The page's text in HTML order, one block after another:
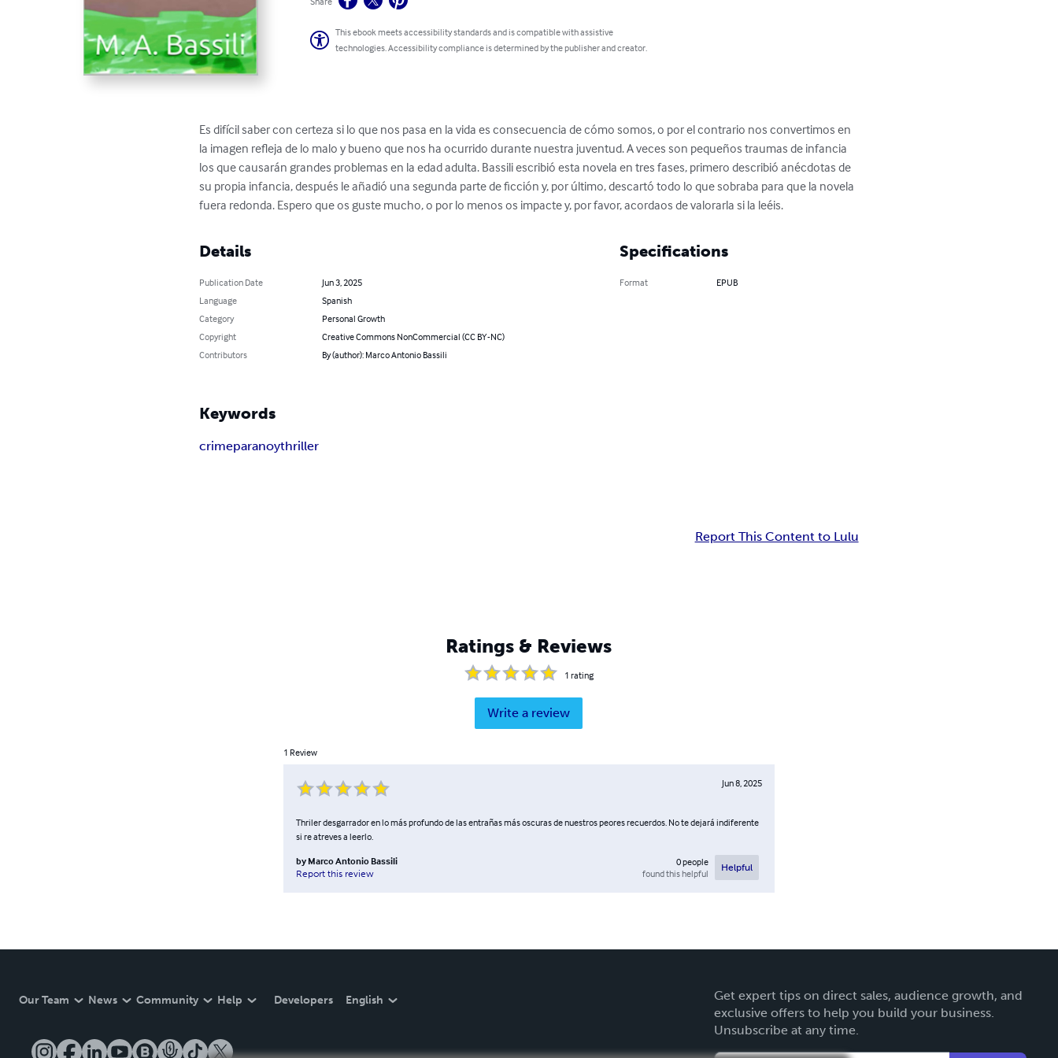
This ebook meets accessibility standards and is compatible with assistive
technologies. Accessibility compliance is determined by the publisher and creator.
Es difícil saber con certeza si lo que nos pasa en la vida es consecuencia de cómo somos, o por el contrario nos convertimos en
la imagen refleja de lo malo y bueno que nos ha ocurrido durante nuestra juventud. A veces son pequeños traumas de infancia
los que causarán grandes problemas en la edad adulta. Bassili escribió esta novela en tres fases, primero describió anécdotas de
su propia infancia, después le añadió una segunda parte de ficción y, por último, descartó todo lo que sobraba para que la novela
fuera redonda. Espero que os guste mucho, o por lo menos os impacte y, por favor, acordaos de valorarla si la leéis.
Details
Publication Date
Jun 3, 2025
Language
Spanish
Category
Personal Growth
Copyright
Creative Commons NonCommercial (CC BY-NC)
Contributors
By (author): Marco Antonio Bassili
Specifications
Format EPUB
Keywords
crimeparanoythriller
Report This Content to Lulu
Ratings & Reviews
1 rating
Write a review
1 Review
Jun 8, 2025
Thriler desgarrador en lo más profundo de las entrañas más oscuras de nuestros peores recuerdos. No te dejará indiferente
si re atreves a leerlo.
by Marco Antonio Bassili
Report this review
0people
found this helpful
Helpful
Our Team News Community Help Developers English
Get expert tips on direct sales, audience growth, and
exclusive offers to help you build your business.
Unsubscribe at any time.